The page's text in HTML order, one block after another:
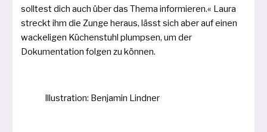
soll­test dich auch über das Thema infor­mie­ren.« Laura
streckt ihm die Zunge her­aus, lässt sich aber auf einen
wacke­li­gen Küchenstuhl plump­sen, um der
Dokumentation fol­gen zu können.
Illustration: Benjamin Lindner